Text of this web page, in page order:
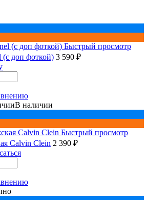
Быстрый просмотр
(с доп фоткой) 3 590 ₽
В наличии
Быстрый просмотр
Сalvin Сlein 2 390 ₽